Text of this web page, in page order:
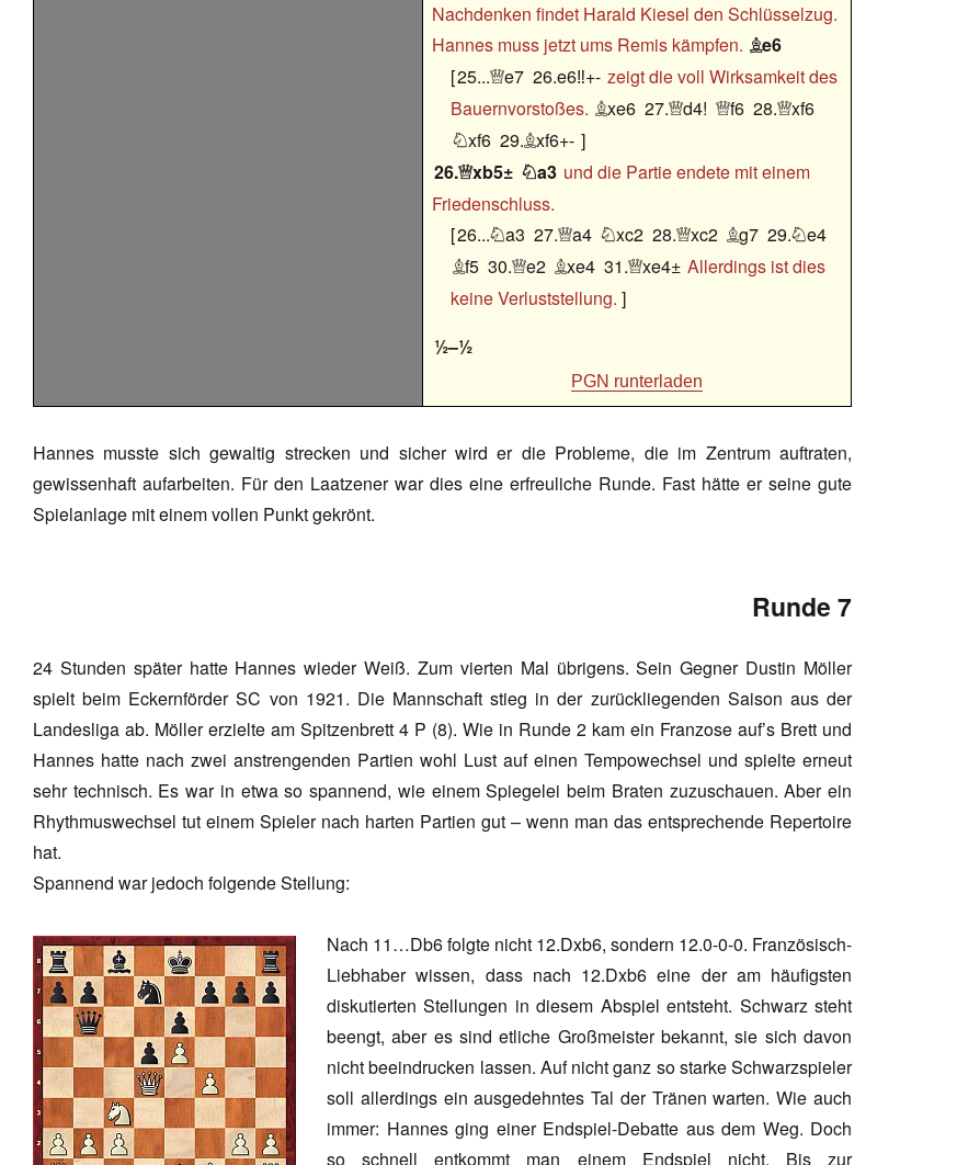
Nachdenken findet Harald Kiesel den Schlüsselzug.
Hannes muss jetzt ums Remis kämpfen. e6
25...e7 26.e6‼+- zeigt die voll Wirksamkeit des
Bauernvorstoßes. xe6 27.d4! f6 28.xf6
xf6 29.xf6+-
26.xb5± a3 und die Partie endete mit einem
Friedenschluss.
26...a3 27.a4 xc2 28.xc2 g7 29.e4
f5 30.e2 xe4 31.xe4± Allerdings ist dies
keine Verluststellung.
½–½
PGN runterladen
Hannes musste sich gewaltig strecken und sicher wird er die Probleme, die im Zentrum auftraten,
gewissenhaft aufarbeiten. Für den Laatzener war dies eine erfreuliche Runde. Fast hätte er seine gute
Spielanlage mit einem vollen Punkt gekrönt.
Runde 7
24 Stunden später hatte Hannes wieder Weiß. Zum vierten Mal übrigens. Sein Gegner Dustin Möller
spielt beim Eckernförder SC von 1921. Die Mannschaft stieg in der zurückliegenden Saison aus der
Landesliga ab. Möller erzielte am Spitzenbrett 4 P (8). Wie in Runde 2 kam ein Franzose auf’s Brett und
Hannes hatte nach zwei anstrengenden Partien wohl Lust auf einen Tempowechsel und spielte erneut
sehr technisch. Es war in etwa so spannend, wie einem Spiegelei beim Braten zuzuschauen. Aber ein
Rhythmuswechsel tut einem Spieler nach harten Partien gut – wenn man das entsprechende Repertoire
hat.
Spannend war jedoch folgende Stellung:
Nach 11…Db6 folgte nicht 12.Dxb6, sondern 12.0-0-0. Französisch-
Liebhaber wissen, dass nach 12.Dxb6 eine der am häufigsten
diskutierten Stellungen in diesem Abspiel entsteht. Schwarz steht
beengt, aber es sind etliche Großmeister bekannt, sie sich davon
nicht beeindrucken lassen. Auf nicht ganz so starke Schwarzspieler
soll allerdings ein ausgedehntes Tal der Tränen warten. Wie auch
immer: Hannes ging einer Endspiel-Debatte aus dem Weg. Doch
so schnell entkommt man einem Endspiel nicht. Bis zur